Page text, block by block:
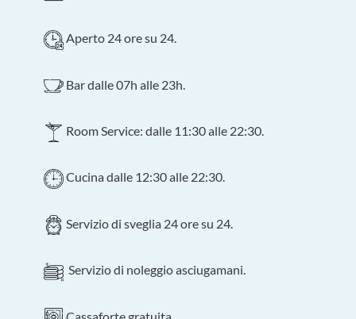
Aperto 24 ore su 24.
Bar dalle 07h alle 23h.
Room Service: dalle 11:30 alle 22:30.
Cucina dalle 12:30 alle 22:30.
Servizio di sveglia 24 ore su 24.
Servizio di noleggio asciugamani.